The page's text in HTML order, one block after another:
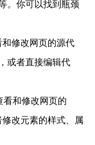
。你可以找到瓶颈
和修改网页的源代
或者直接编辑代
看和修改网页的
改元素的样式、属